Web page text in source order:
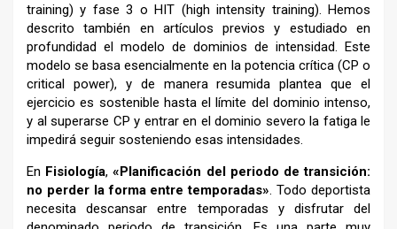
training) y fase 3 o HIT (high intensity training). Hemos
descrito también en artículos previos y estudiado en
profundidad el modelo de dominios de intensidad. Este
modelo se basa esencialmente en la potencia crítica (CP o
critical power), y de manera resumida plantea que el
ejercicio es sostenible hasta el límite del dominio intenso,
y al superarse CP y entrar en el dominio severo la fatiga le
impedirá seguir sosteniendo esas intensidades.
En Fisiología,«Planificación del periodo de transición:
no perder la forma entre temporadas». Todo deportista
necesita descansar entre temporadas y disfrutar del